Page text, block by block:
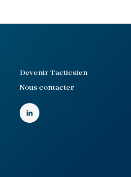
Devenir Tacticsien
Nous contacter